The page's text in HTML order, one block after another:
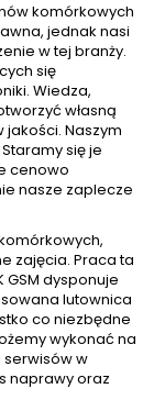
komórkowych
jednak nasi
w tej branży.
się
Wiedza,
własną
Naszym
się je
cenowo
nasze zaplecze
zajęcia. Praca ta
dysponuje
lutownica
co niezbędne
wykonać na
serwisów w
naprawy oraz